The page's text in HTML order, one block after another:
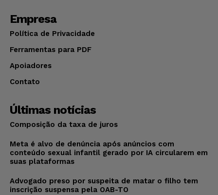
Empresa
Política de Privacidade
Ferramentas para PDF
Apoiadores
Contato
Últimas notícias
Composição da taxa de juros
Meta é alvo de denúncia após anúncios com
conteúdo sexual infantil gerado por IA circularem em
suas plataformas
Advogado preso por suspeita de matar o filho tem
inscrição suspensa pela OAB-TO